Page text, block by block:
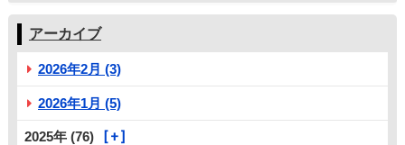
アーカイブ
2026年2月 (3)
2026年1月 (5)
2025年 (76)